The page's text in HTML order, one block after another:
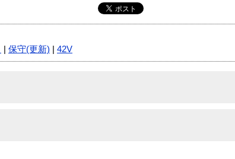
保守(更新) 42V